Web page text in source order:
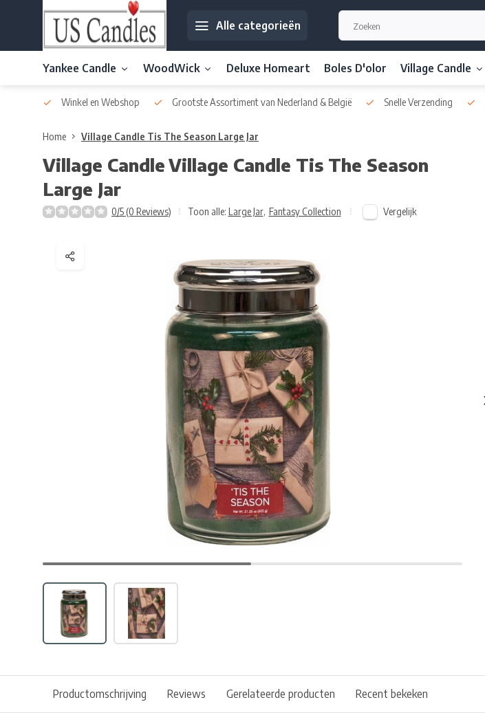
Alle categorieën
Yankee Candle WoodWick Deluxe Homeart Boles D'olor Village Candle
Winkel en Webshop Grootste Assortiment van Nederland & België Snelle Verzending
Home Village Candle Tis The Season Large Jar
Village CandleVillage Candle Tis The Season
Large Jar
0/5 (0 Reviews) Toon alle: Large Jar, Fantasy Collection Vergelijk
Productomschrijving Reviews Gerelateerde producten Recent bekeken